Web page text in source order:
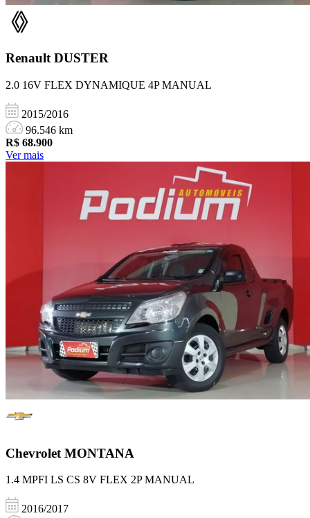
RenaultDUSTER
2.0 16V FLEX DYNAMIQUE 4P MANUAL
2015/2016
96.546 km
R$ 68.900
Ver mais
Chevrolet MONTANA
1.4 MPFI LS CS 8V FLEX 2P MANUAL
2016/2017